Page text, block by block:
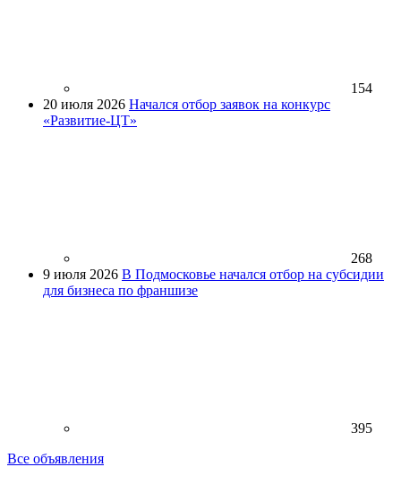
154
20 июля 2026 Начался отбор заявок на конкурс
«Развитие-ЦТ»
268
9 июля 2026 В Подмосковье начался отбор на субсидии
для бизнеса по франшизе
395
Все объявления